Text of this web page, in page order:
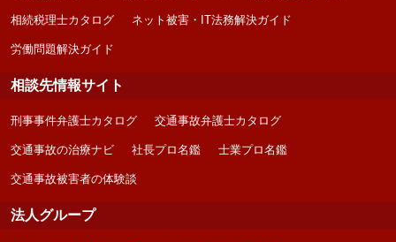
相続税理士カタログ ネット被害・IT法務解決ガイド
労働問題解決ガイド
相談先情報サイト
刑事事件弁護士カタログ 交通事故弁護士カタログ
交通事故の治療ナビ 社長プロ名鑑 士業プロ名鑑
交通事故被害者の体験談
法人グループ